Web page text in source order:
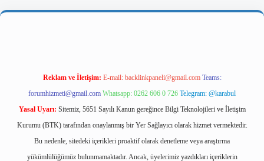
Reklam ve İletişim: E-mail: backlinkpaneli@gmail.com Teams:
forumhizmeti@gmail.com Whatsapp: 0262 606 0 726 Telegram: @karabul
Yasal Uyarı: Sitemiz, 5651 Sayılı Kanun gereğince Bilgi Teknolojileri ve İletişim
Kurumu (BTK) tarafından onaylanmış bir Yer Sağlayıcı olarak hizmet vermektedir.
Bu nedenle, sitedeki içerikleri proaktif olarak denetleme veya araştırma
yükümlülüğümüz bulunmamaktadır. Ancak, üyelerimiz yazdıkları içeriklerin